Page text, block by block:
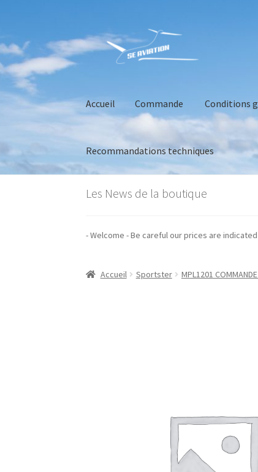
Aller
à
Aller
au
contenu
Accueil Commande Conditions
Recommandations techniques
AccueilCommandeConditions générales
Les News de la boutique
prix sont indiqués hors taxes - Welcome - Be careful our prices are
Accueil Sportster MPL1201